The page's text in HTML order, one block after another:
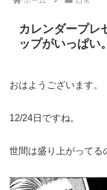
カレンダープレ
ップがいっぱい。
おはようございます。
12/24日ですね。
世間は盛り上がってる